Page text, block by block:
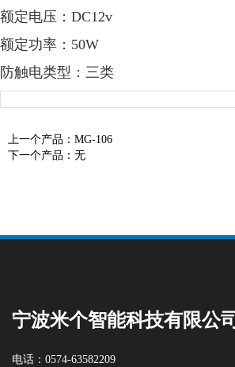
额定电压：DC12v
额定功率：50W
防触电类型：三类
上一个产品： MG-106
下一个产品： 无
宁波米个智能科技有限公司
电话：0574-63582209